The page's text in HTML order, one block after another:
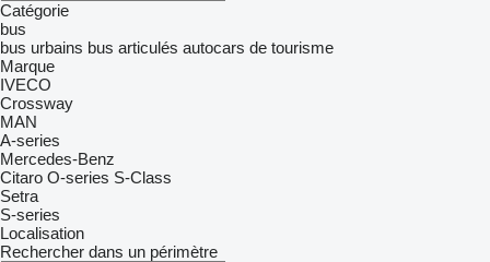
Catégorie
bus
bus urbains bus articulés autocars de tourisme
Marque
IVECO
Crossway
MAN
A-series
Mercedes-Benz
Citaro O-series S-Class
Setra
S-series
Localisation
Rechercher dans un périmètre